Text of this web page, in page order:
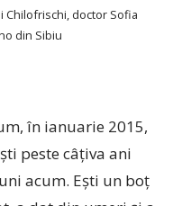
Chilofrischi, doctor Sofia
din Sibiu
în ianuarie 2015,
peste câţiva ani
acum. Eşti un boţ